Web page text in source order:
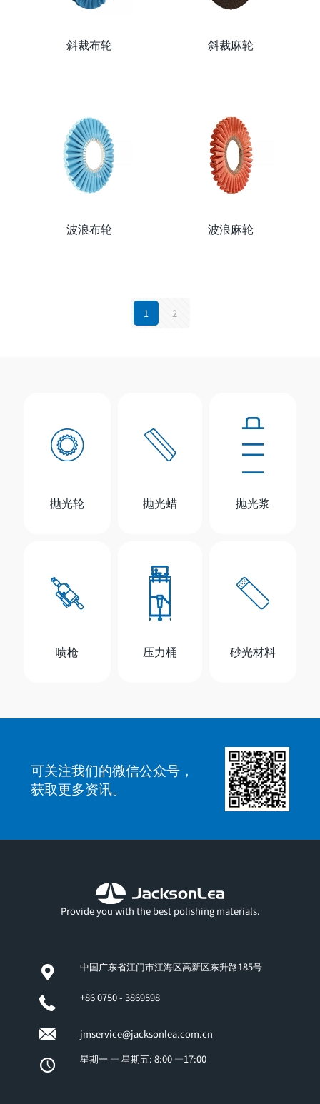
斜裁布轮 斜裁麻轮
波浪布轮 波浪麻轮
1 2
抛光轮 抛光蜡 抛光浆
喷枪 压力桶 砂光材料
可关注我们的微信公众号，
获取更多资讯。
Provide you with the best polishing materials.
中国广东省江门市江海区高新区东升路185号
+86 0750 - 3869598
jmservice@jacksonlea.com.cn
星期一 — 星期五: 8:00 —17:00